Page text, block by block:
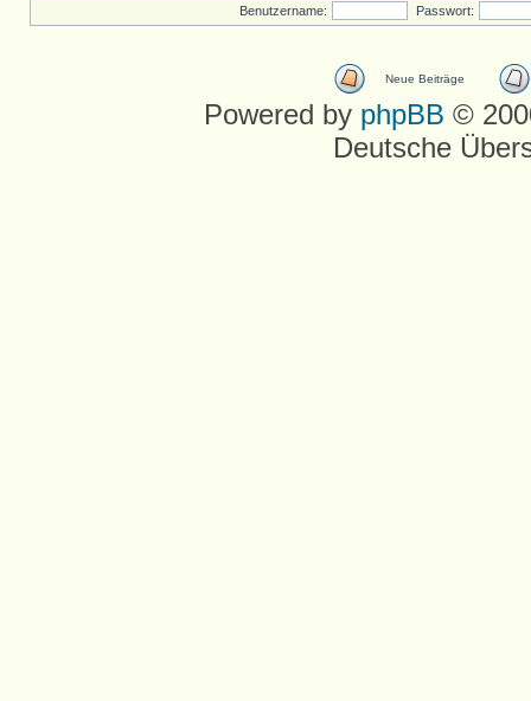
Benutzername: Passwort:
Neue Beiträge
Powered by phpBB ©
Deutsche